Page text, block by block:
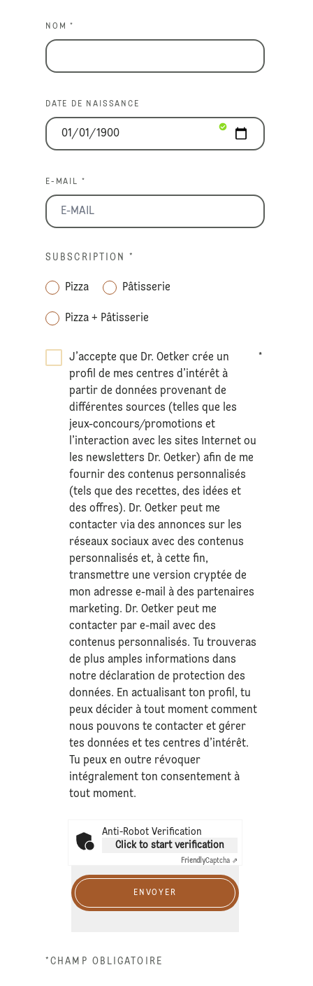
NOM *
DATE DE NAISSANCE
E-MAIL *
SUBSCRIPTION *
Pizza Pâtisserie
Pizza + Pâtisserie
J’accepte que Dr. Oetker crée un
profil de mes centres d’intérêt à
partir de données provenant de
différentes sources (telles que les
jeux-concours/promotions et
l’interaction avec les sites Internet ou
les newsletters Dr. Oetker) afin de me
fournir des contenus personnalisés
(tels que des recettes, des idées et
des offres). Dr. Oetker peut me
contacter via des annonces sur les
réseaux sociaux avec des contenus
personnalisés et, à cette fin,
transmettre une version cryptée de
mon adresse e-mail à des partenaires
marketing. Dr. Oetker peut me
contacter par e-mail avec des
contenus personnalisés. Tu trouveras
de plus amples informations dans
notre déclaration deprotection des
données. En actualisant ton profil, tu
peux décider à tout moment comment
nous pouvons te contacter et gérer
tes données et tes centres d’intérêt.
Tu peux en outre révoquer
intégralement ton consentement à
tout moment.
*
Anti-Robot Verification
Click to start verification
FriendlyCaptcha ⇗
ENVOYER
*CHAMP OBLIGATOIRE